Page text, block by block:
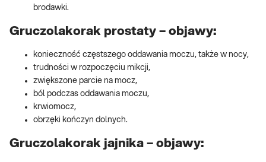
brodawki.
Gruczolakorak prostaty – objawy:
konieczność częstszego oddawania moczu, także w nocy,
trudności w rozpoczęciu mikcji,
zwiększone parcie na mocz,
ból podczas oddawania moczu,
krwiomocz,
obrzęki kończyn dolnych.
Gruczolakorak jajnika – objawy: